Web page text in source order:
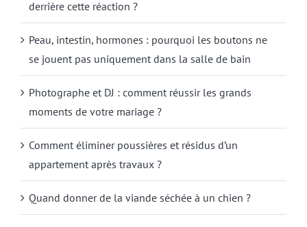
derrière cette réaction ?
Peau, intestin, hormones : pourquoi les boutons ne
se jouent pas uniquement dans la salle de bain
Photographe et DJ : comment réussir les grands
moments de votre mariage ?
Comment éliminer poussières et résidus d’un
appartement après travaux ?
Quand donner de la viande séchée à un chien ?